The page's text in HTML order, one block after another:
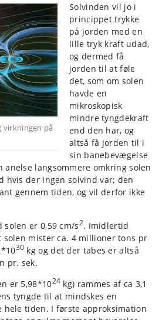
virkningen på
Solvinden vil jo i
princippet trykke
på jorden med en
lille tryk kraft udad,
og dermed få
jorden til at føle
det, som om solen
havde en
mikroskopisk
mindre tyngdekraft
end den har, og
altså få jorden til i
sin banebevægelse
anelse langsommere omkring solen
hvis der ingen solvind var; den
gennem tiden, og vil derfor ikke
solen er 0,59 cm/s 2. Imidlertid
solen mister ca. 4 millioner tons pr
30 kg og det der tabes er altså
pr. sek.
er 5,98*1024 kg) rammes af ca 3,1
tyngde til at mindskes en
hele tiden. I første approksimation